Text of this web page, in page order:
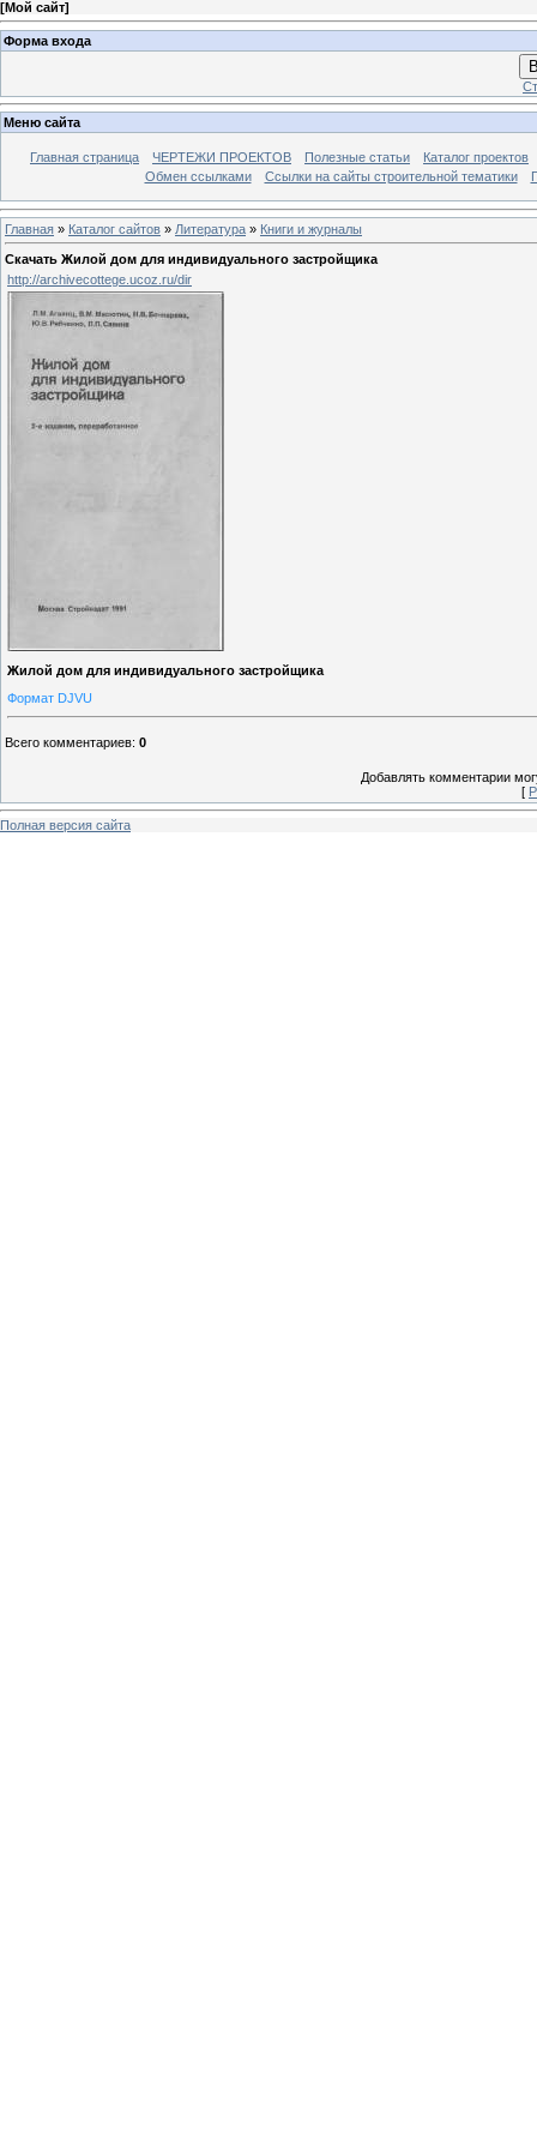
[Мой сайт]
Форма входа
Меню сайта
Главная страница ЧЕРТЕЖИ ПРОЕКТОВ Полезные статьи
Каталог проектов
Обмен ссылками
Ссылки на сайты строительной тематики
Главная » Каталог сайтов » Литература » Книги и журналы
Скачать Жилой дом для индивидуального застройщика
http://archivecottege.ucoz.ru/dir
Жилой дом для индивидуального застройщика
Формат DJVU
Всего комментариев: 0
Добавлять комментарии
[
Полная версия сайта